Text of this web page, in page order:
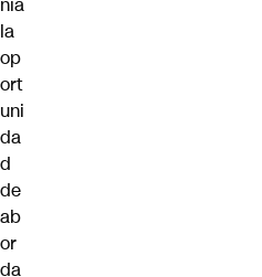
la
op
ort
uni
da
d
de
ab
or
da